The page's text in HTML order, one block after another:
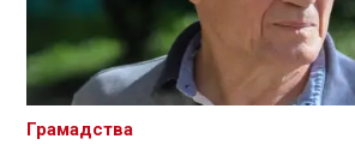
Грамадства